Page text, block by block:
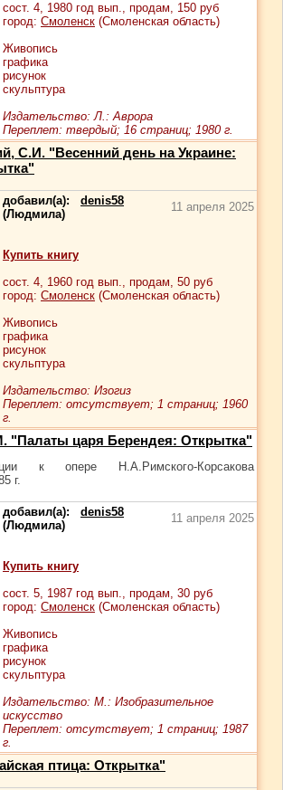
сост. 4, 1980 год вып., продам, 150 руб
город: Смоленск (Смоленская область)
Живопись
графика
рисунок
скульптура
Издательство: Л.: Аврора
Переплет: твердый; 16 страниц; 1980 г.
С.И. "Весенний день на Украине:
добавил(а): denis58
(Людмила)
11 апреля 2025
Купить книгу
сост. 4, 1960 год вып., продам, 50 руб
город: Смоленск (Смоленская область)
Живопись
графика
рисунок
скульптура
Издательство: Изогиз
Переплет: отсутствует; 1 страниц; 1960
г.
"Палаты царя Берендея: Открытка"
к опере Н.А.Римского-Корсакова
г.
добавил(а): denis58
(Людмила)
11 апреля 2025
Купить книгу
сост. 5, 1987 год вып., продам, 30 руб
город: Смоленск (Смоленская область)
Живопись
графика
рисунок
скульптура
Издательство: М.: Изобразительное
искусство
Переплет: отсутствует; 1 страниц; 1987
г.
птица: Открытка"